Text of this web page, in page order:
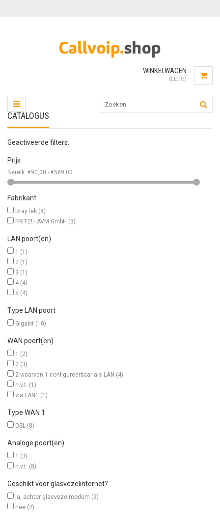
WINKELWAGEN
(LEEG)
CATALOGUS
Geactiveerde filters:
Prijs
Bereik: €90,00 - €589,00
Fabrikant
DrayTek (8)
FRITZ! - AVM GmbH (3)
LAN poort(en)
1 (1)
2 (1)
3 (1)
4 (4)
5 (4)
Type LAN poort
Gigabit (10)
WAN poort(en)
1 (2)
2 (3)
2 waarvan 1 configureerbaar als LAN (4)
n.v.t. (1)
via LAN1 (1)
Type WAN 1
DSL (8)
Analoge poort(en)
1 (3)
n.v.t. (8)
Geschikt voor glasvezelinternet?
ja, achter glasvezelmodem (9)
nee (2)